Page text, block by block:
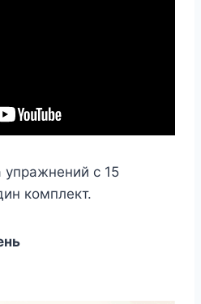
упражнений с 15
комплект.